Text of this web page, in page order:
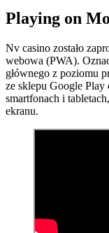
Playing on
Nv casino zostało
webowa (PWA).
głównego z poziomu
ze sklepu Google Play
smartfonach i
ekranu.